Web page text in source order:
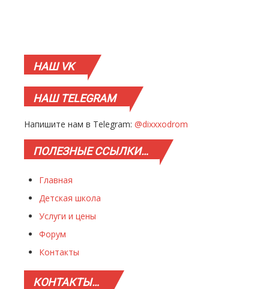
НАШVK
НАШTELEGRAM
Напишите нам в Telegram: @dixxxodrom
ПОЛЕЗНЫЕССЫЛКИ…
Главная
Детская школа
Услуги и цены
Форум
Контакты
КОНТАКТЫ…